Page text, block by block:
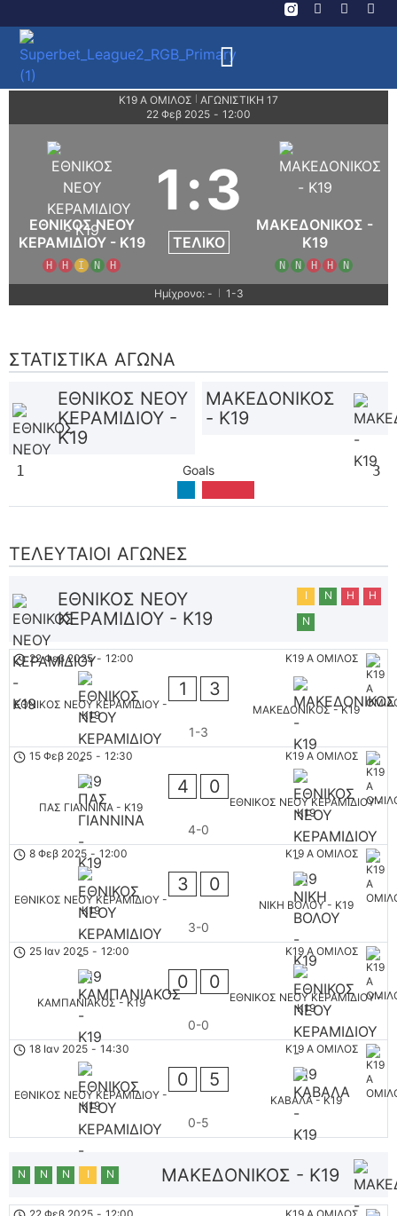
Κ19 Α ΟΜΙΛΟΣ
ΑΓΩΝΙΣΤΙΚΗ 17
22 Φεβ 2025 - 12:00
ΕΘΝΙΚΟΣ ΝΕΟΥ
ΚΕΡΑΜΙΔΙΟΥ - K19
Η Η Ι Ν Η
1:3
ΤΕΛΙΚΌ
ΜΑΚΕΔΟΝΙΚΟΣ -
K19
Ν Ν Η Η Ν
Ημίχρονο: - 1-3
ΣΤΑΤΙΣΤΙΚΆ ΑΓΏΝΑ
ΕΘΝΙΚΟΣ ΝΕΟΥ
ΚΕΡΑΜΙΔΙΟΥ -
K19
ΜΑΚΕΔΟΝΙΚΟΣ
- K19
1 Goals 3
ΤΕΛΕΥΤΑΊΟΙ ΑΓΏΝΕΣ
ΕΘΝΙΚΟΣ ΝΕΟΥ
ΚΕΡΑΜΙΔΙΟΥ - K19
Ι Ν Η
Η
Ν
K19 Α ΟΜΙΛΟΣ
22 Φεβ 2025 - 12:00
ΕΘΝΙΚΟΣ ΝΕΟΥ ΚΕΡΑΜΙΔΙΟΥ -
K19
1 3
ΜΑΚΕΔΟΝΙΚΟΣ - K19
1-3
K19 Α ΟΜΙΛΟΣ
15 Φεβ 2025 - 12:30
ΠΑΣ ΓΙΑΝΝΙΝΑ - K19
4 0
ΕΘΝΙΚΟΣ ΝΕΟΥ ΚΕΡΑΜΙΔΙΟΥ -
K19
4-0
K19 Α ΟΜΙΛΟΣ
8 Φεβ 2025 - 12:00
ΕΘΝΙΚΟΣ ΝΕΟΥ ΚΕΡΑΜΙΔΙΟΥ -
K19
3 0
ΝΙΚΗ ΒΟΛΟΥ - K19
3-0
K19 Α ΟΜΙΛΟΣ
25 Ιαν 2025 - 12:00
ΚΑΜΠΑΝΙΑΚΟΣ - K19
0 0
ΕΘΝΙΚΟΣ ΝΕΟΥ ΚΕΡΑΜΙΔΙΟΥ -
K19
0-0
K19 Α ΟΜΙΛΟΣ
18 Ιαν 2025 - 14:30
ΕΘΝΙΚΟΣ ΝΕΟΥ ΚΕΡΑΜΙΔΙΟΥ -
K19
0 5
ΚΑΒΑΛΑ - K19
0-5
ΜΑΚΕΔΟΝΙΚΟΣ - K19
Ν Ν Ν Ι Ν